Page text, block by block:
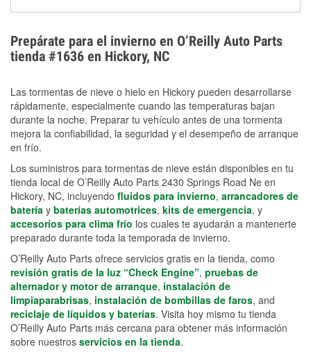
el sobrecalentamiento en condiciones de frío
extremo. Aprende cómo comprobar la protección
anticongelante en nuestra sección How-To.
Prepárate para el invierno en O’Reilly Auto Parts
tienda #1636 en Hickory, NC
Las tormentas de nieve o hielo en Hickory pueden desarrollarse
rápidamente, especialmente cuando las temperaturas bajan
durante la noche. Preparar tu vehículo antes de una tormenta
mejora la confiabilidad, la seguridad y el desempeño de arranque
en frío.
Los suministros para tormentas de nieve están disponibles en tu
tienda local de O’Reilly Auto Parts 2430 Springs Road Ne en
Hickory, NC, incluyendo fluidos para invierno, arrancadores de
batería y baterías automotrices, kits de emergencia, y
accesorios para clima frío los cuales te ayudarán a mantenerte
preparado durante toda la temporada de invierno.
O’Reilly Auto Parts ofrece servicios gratis en la tienda, como
revisión gratis de la luz “Check Engine”, pruebas de
alternador y motor de arranque, instalación de
limpiaparabrisas, instalación de bombillas de faros, and
reciclaje de líquidos y baterías. Visita hoy mismo tu tienda
O’Reilly Auto Parts más cercana para obtener más información
sobre nuestros servicios en la tienda.